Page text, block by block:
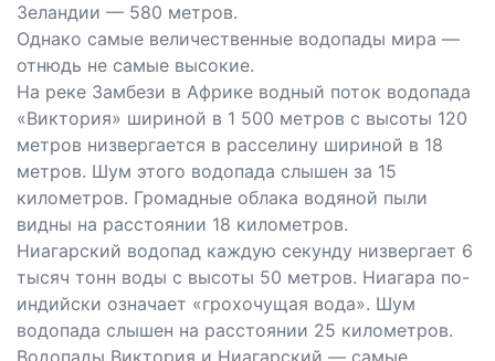
Зеландии — 580 метров.
Однако самые величественные водопады мира —
отнюдь не самые высокие.
На реке Замбези в Африке водный поток водопада
«Виктория» шириной в 1 500 метров с высоты 120
метров низвергается в расселину шириной в 18
метров. Шум этого водопада слышен за 15
километров. Громадные облака водяной пыли
видны на расстоянии 18 километров.
Ниагарский водопад каждую секунду низвергает 6
тысяч тонн воды с высоты 50 метров. Ниагара по-
индийски означает «грохочущая вода». Шум
водопада слышен на расстоянии 25 километров.
Водопады Виктория и Ниагарский — самые